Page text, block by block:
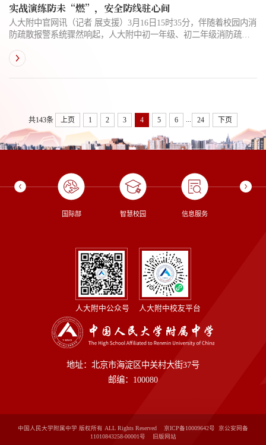
实战演练防未“燃”，安全防线驻心间
人大附中官网讯（记者 展支援）3月16日15时35分，伴随着校园内消
防疏散报警系统骤然响起，人大附中初一年级、初二年级消防疏散
援站官兵全程指导，学校德育处、保卫处、体育组、医务室和电教
中心等多部门联动配合，确保演练安全有序开展。警报拉响后，学
生在老师引导下迅速反应，弯腰低姿、捂住口鼻，沿着预定疏散路
共143条 上页 1 2 3 4 5 6 24 下页
国际部 智慧校园 信息服务
人大附中公众号 人大附中校友平台
地址：北京市海淀区中关村大街37号
邮编：100080
中国人民大学附属中学 版权所有 ALL Rights Reserved 京ICP备10009642号 京公安网备
11010843258-00001号
旧版网站